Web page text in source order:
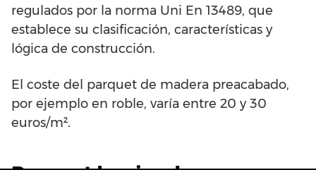
regulados por la norma Uni En 13489, que
establece su clasificación, características y
lógica de construcción.
El coste del parquet de madera preacabado,
por ejemplo en roble, varía entre 20 y 30
euros/m².